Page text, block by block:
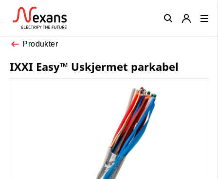
Produkter
IXXI Easy™ Uskjermet parkabel
Close